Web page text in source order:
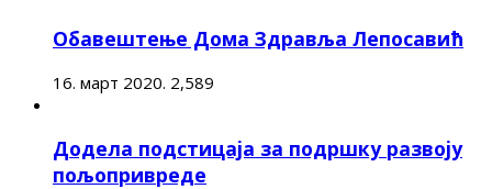
Обавештење Дома Здравља Лепосавић
16. март 2020. 2,589
Додела подстицаја за подршку развоју
пољопривреде